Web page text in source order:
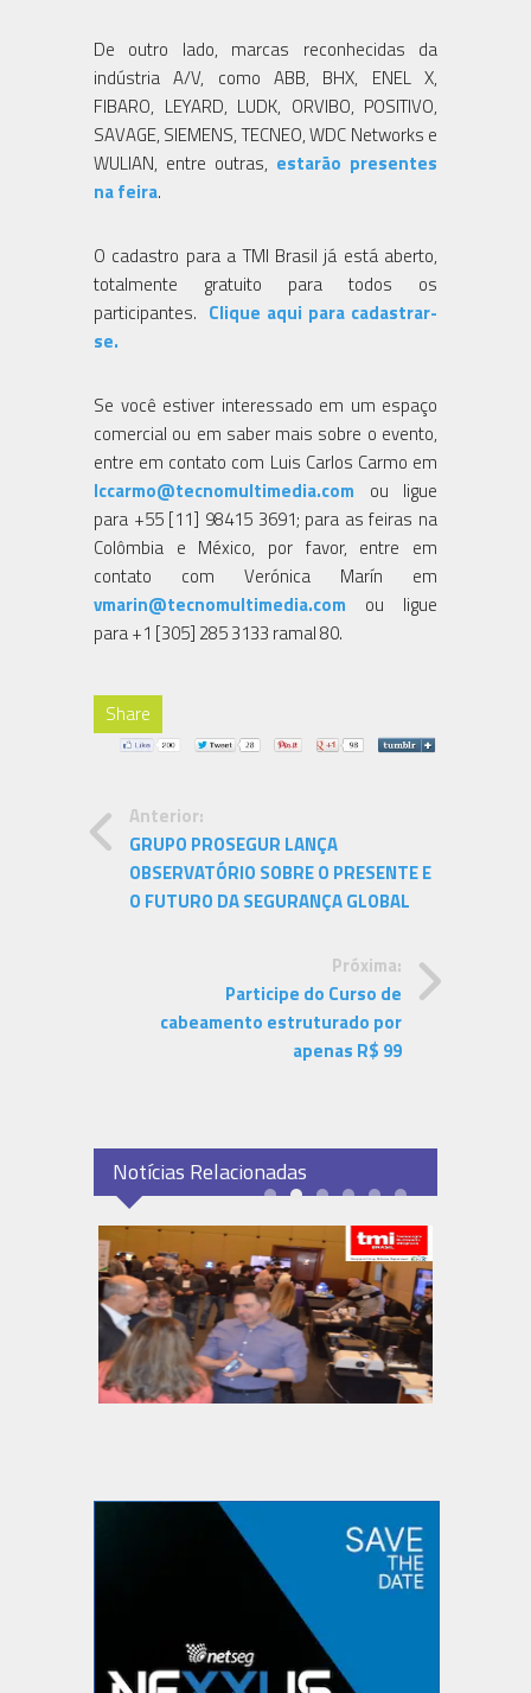
De outro lado, marcas reconhecidas da
indústria A/V, como ABB, BHX, ENEL X,
FIBARO, LEYARD, LUDK, ORVIBO, POSITIVO,
SAVAGE, SIEMENS, TECNEO, WDC Networks e
WULIAN, entre outras, estarão presentes
na feira.
O cadastro para a TMI Brasil já está aberto,
totalmente gratuito para todos os
participantes. Clique aqui para cadastrar-
se.
Se você estiver interessado em um espaço
comercial ou em saber mais sobre o evento,
entre em contato com Luis Carlos Carmo em
lccarmo@tecnomultimedia.com ou ligue
para +55 [11] 98415 3691; para as feiras na
Colômbia e México, por favor, entre em
contato com Verónica Marín em
vmarin@tecnomultimedia.com ou ligue
para +1 [305] 285 3133 ramal 80.
Share
Anterior:
GRUPO PROSEGUR LANÇA
OBSERVATÓRIO SOBRE O PRESENTE E
O FUTURO DA SEGURANÇA GLOBAL
Próxima:
Participe do Curso de
cabeamento estruturado por
apenas R$ 99
Notícias Relacionadas